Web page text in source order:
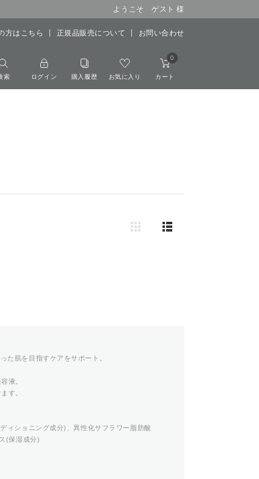
ようこそ ゲスト 様
方はこちら 正規品販売について お問い合わせ
索 ログイン 購入履歴 お気に入り カート
0
た肌を目指すケアをサポート。
液。
す。
ショニング成分)、異性化サフラワー脂肪酸
(保湿成分)